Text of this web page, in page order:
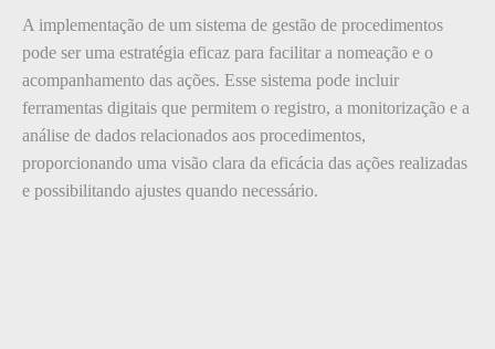
A implementação de um sistema de gestão de procedimentos
pode ser uma estratégia eficaz para facilitar a nomeação e o
acompanhamento das ações. Esse sistema pode incluir
ferramentas digitais que permitem o registro, a monitorização e a
análise de dados relacionados aos procedimentos,
proporcionando uma visão clara da eficácia das ações realizadas
e possibilitando ajustes quando necessário.